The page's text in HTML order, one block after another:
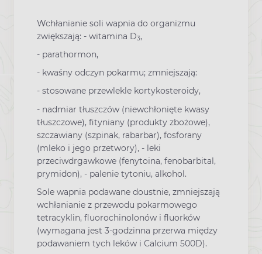
Wchłanianie soli wapnia do organizmu
zwiększają: - witamina D3,
- parathormon,
- kwaśny odczyn pokarmu; zmniejszają:
- stosowane przewlekle kortykosteroidy,
- nadmiar tłuszczów (niewchłonięte kwasy
tłuszczowe), fityniany (produkty zbożowe),
szczawiany (szpinak, rabarbar), fosforany
(mleko i jego przetwory), - leki
przeciwdrgawkowe (fenytoina, fenobarbital,
prymidon), - palenie tytoniu, alkohol.
Sole wapnia podawane doustnie, zmniejszają
wchłanianie z przewodu pokarmowego
tetracyklin, fluorochinolonów i fluorków
(wymagana jest 3-godzinna przerwa między
podawaniem tych leków i Calcium 500D).